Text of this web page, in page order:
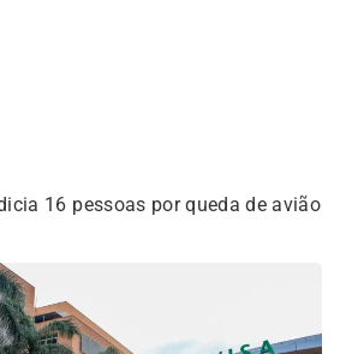
16 pessoas por queda de avião